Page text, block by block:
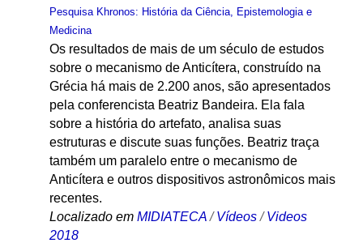
Pesquisa Khronos: História da Ciência, Epistemologia e
Medicina
Os resultados de mais de um século de estudos
sobre o mecanismo de Anticítera, construído na
Grécia há mais de 2.200 anos, são apresentados
pela conferencista Beatriz Bandeira. Ela fala
sobre a história do artefato, analisa suas
estruturas e discute suas funções. Beatriz traça
também um paralelo entre o mecanismo de
Anticítera e outros dispositivos astronômicos mais
recentes.
Localizado em MIDIATECA /Vídeos /Videos
2018